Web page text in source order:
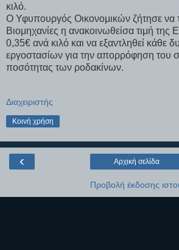
κιλό.
Ο Υφυπουργός Οικονομικών ζήτησε να
Βιομηχανίες η ανακοινωθείσα τιμή
0,35€ ανά κιλό και να εξαντληθεί κάθε
εργοστασίων για την απορρόφηση του
ποσότητας των ροδακίνων.
Διαχειριστής
Κοινή χρήση
‹ Αρχική σελίδα
Προβολή έκδοσης